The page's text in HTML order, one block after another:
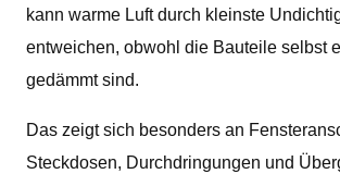
kann warme Luft durch kleinste
entweichen, obwohl die Bauteile selbst
gedämmt sind.
Das zeigt sich besonders an
Steckdosen, Durchdringungen und